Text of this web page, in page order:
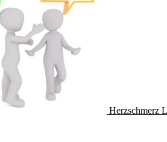
Herzschmerz